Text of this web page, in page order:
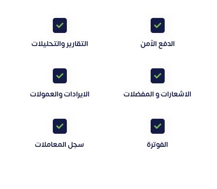
الدفع الآمن التقارير والتحليلات
الاشعارات و المفضلات الايرادات والعمولات
الفوترة سجل المعاملات